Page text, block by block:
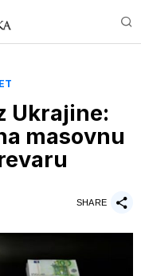
Ukrajine:
masovnu
SHARE